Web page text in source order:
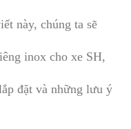
này, chúng ta sẽ
inox cho xe SH,
đặt và những lưu ý